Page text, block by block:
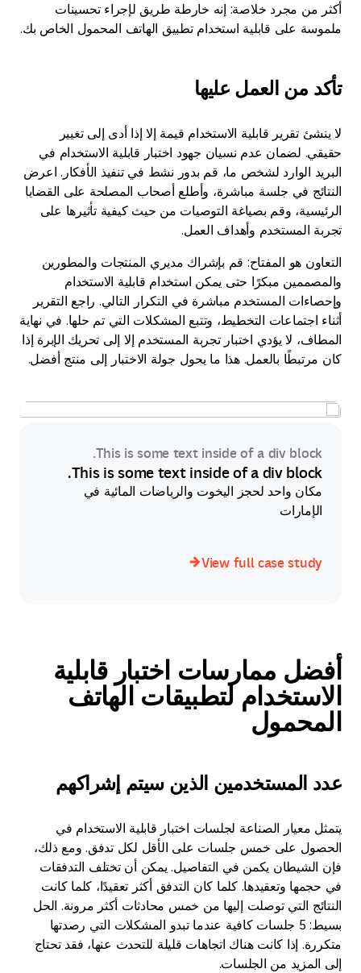
أكثر من مجرد خلاصة: إنه خارطة طريق لإجراء تحسينات
ملموسة على قابلية استخدام تطبيق الهاتف المحمول الخاص بك.
تأكد من العمل عليها
لا ينشئ تقرير قابلية الاستخدام قيمة إلا إذا أدى إلى تغيير
حقيقي. لضمان عدم نسيان جهود اختبار قابلية الاستخدام في
البريد الوارد لشخص ما، قم بدور نشط في تنفيذ الأفكار. اعرض
النتائج في جلسة مباشرة، وأطلع أصحاب المصلحة على القضايا
الرئيسية، وقم بصياغة التوصيات من حيث كيفية تأثيرها على
تجربة المستخدم وأهداف العمل.
التعاون هو المفتاح: قم بإشراك مديري المنتجات والمطورين
والمصممين مبكرًا حتى يمكن استخدام قابلية الاستخدام
وإحصاءات المستخدم مباشرة في التكرار التالي. راجع التقرير
أثناء اجتماعات التخطيط، وتتبع المشكلات التي تم حلها. في نهاية
المطاف، لا يؤدي اختبار تجربة المستخدم إلا إلى تحريك الإبرة إذا
كان مرتبطًا بالعمل. هذا ما يحول جولة الاختبار إلى منتج أفضل.
This is some text inside of a div block.
This is some text inside of a div block.
مكان واحد لحجز اليخوت والرياضات المائية في
الإمارات
View full case study
أفضل ممارسات اختبار قابلية
الاستخدام لتطبيقات الهاتف
المحمول
عدد المستخدمين الذين سيتم إشراكهم
يتمثل معيار الصناعة لجلسات اختبار قابلية الاستخدام في
الحصول على خمس جلسات على الأقل لكل تدفق. ومع ذلك،
فإن الشيطان يكمن في التفاصيل. يمكن أن تختلف التدفقات
في حجمها وتعقيدها. كلما كان التدفق أكثر تعقيدًا، كلما كانت
النتائج التي توصلت إليها من خمس محادثات أكثر مرونة. الحل
بسيط: 5 جلسات كافية عندما تبدو المشكلات التي رصدتها
متكررة. إذا كانت هناك اتجاهات قليلة للتحدث عنها، فقد تحتاج
إلى المزيد من الجلسات.